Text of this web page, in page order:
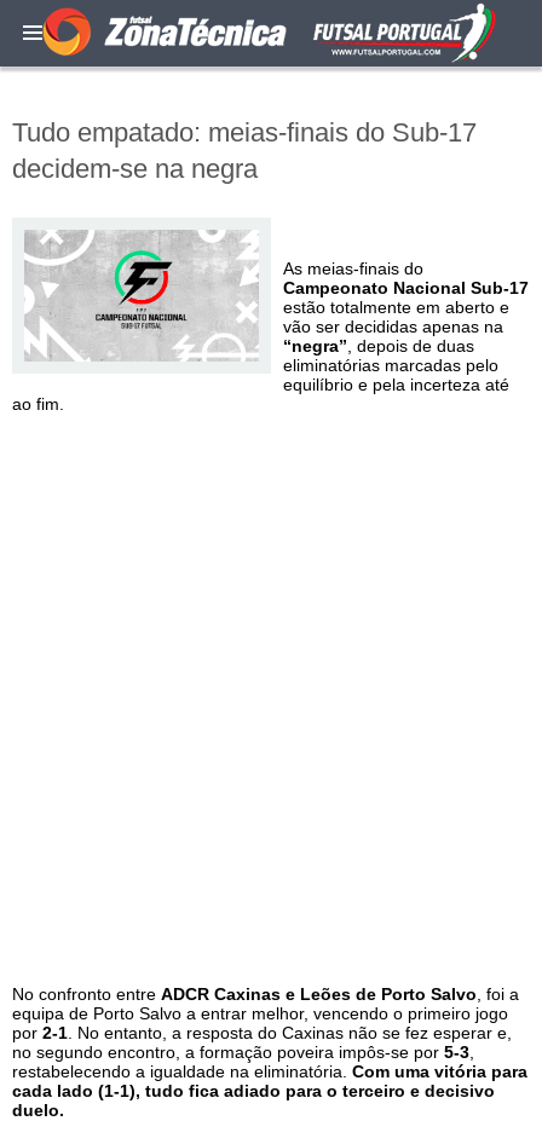
Tudo empatado: meias-finais do Sub-17
decidem-se na negra
As meias-finais do
Campeonato Nacional Sub-17
estão totalmente em aberto e
vão ser decididas apenas na
“negra” , depois de duas
eliminatórias marcadas pelo
equilíbrio e pela incerteza até
ao fim.
No confronto entre ADCR Caxinas e Leões de Porto Salvo , foi a
equipa de Porto Salvo a entrar melhor, vencendo o primeiro jogo
por 2-1 . No entanto, a resposta do Caxinas não se fez esperar e,
no segundo encontro, a formação poveira impôs-se por 5-3
restabelecendo a igualdade na eliminatória. Com uma vitória para
cada lado (1-1), tudo fica adiado para o terceiro e decisivo
duelo.